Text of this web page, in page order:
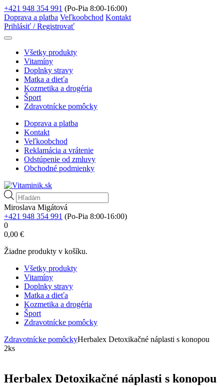
+421 948 354 991 (Po-Pia 8:00-16:00)
Doprava a platba Veľkoobchod Kontakt
Prihlásiť / Registrovať
Všetky produkty
Vitamíny
Doplnky stravy
Matka a dieťa
Kozmetika a drogéria
Šport
Zdravotnícke pomôcky
Doprava a platba
Kontakt
Veľkoobchod
Reklamácia a vrátenie
Odstúpenie od zmluvy
Obchodné podmienky
Products
search
Miroslava Migátová
+421 948 354 991 (Po-Pia 8:00-16:00)
0
0,00 €
Žiadne produkty v košíku.
Všetky produkty
Vitamíny
Doplnky stravy
Matka a dieťa
Kozmetika a drogéria
Šport
Zdravotnícke pomôcky
Zdravotnícke pomôckyHerbalex Detoxikačné náplasti s konopou
2ks
Herbalex Detoxikačné náplasti s konopou